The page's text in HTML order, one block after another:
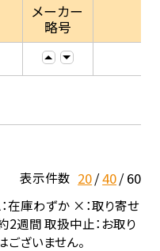
メーカー
略号
表示件数 20 40 60
在庫わずか ×：取り寄せ
週間 取扱中止：お取り
ざいません。